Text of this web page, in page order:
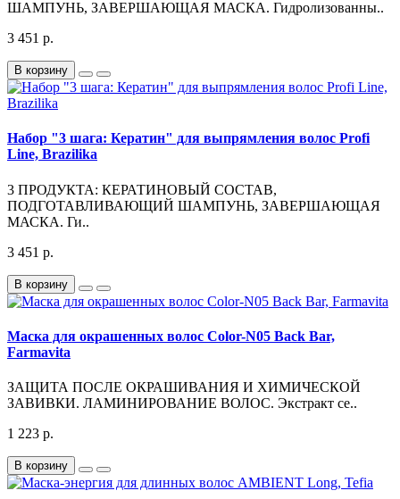
ШАМПУНЬ, ЗАВЕРШАЮЩАЯ МАСКА. Гидролизованны..
3 451 р.
В корзину
Набор "3 шага: Кератин" для выпрямления волос Profi
Line, Brazilika
3 ПРОДУКТА: КЕРАТИНОВЫЙ СОСТАВ,
ПОДГОТАВЛИВАЮЩИЙ ШАМПУНЬ, ЗАВЕРШАЮЩАЯ
МАСКА. Ги..
3 451 р.
В корзину
Маска для окрашенных волос Color-N05 Back Bar,
Farmavita
ЗАЩИТА ПОСЛЕ ОКРАШИВАНИЯ И ХИМИЧЕСКОЙ
ЗАВИВКИ. ЛАМИНИРОВАНИЕ ВОЛОС. Экстракт се..
1 223 р.
В корзину